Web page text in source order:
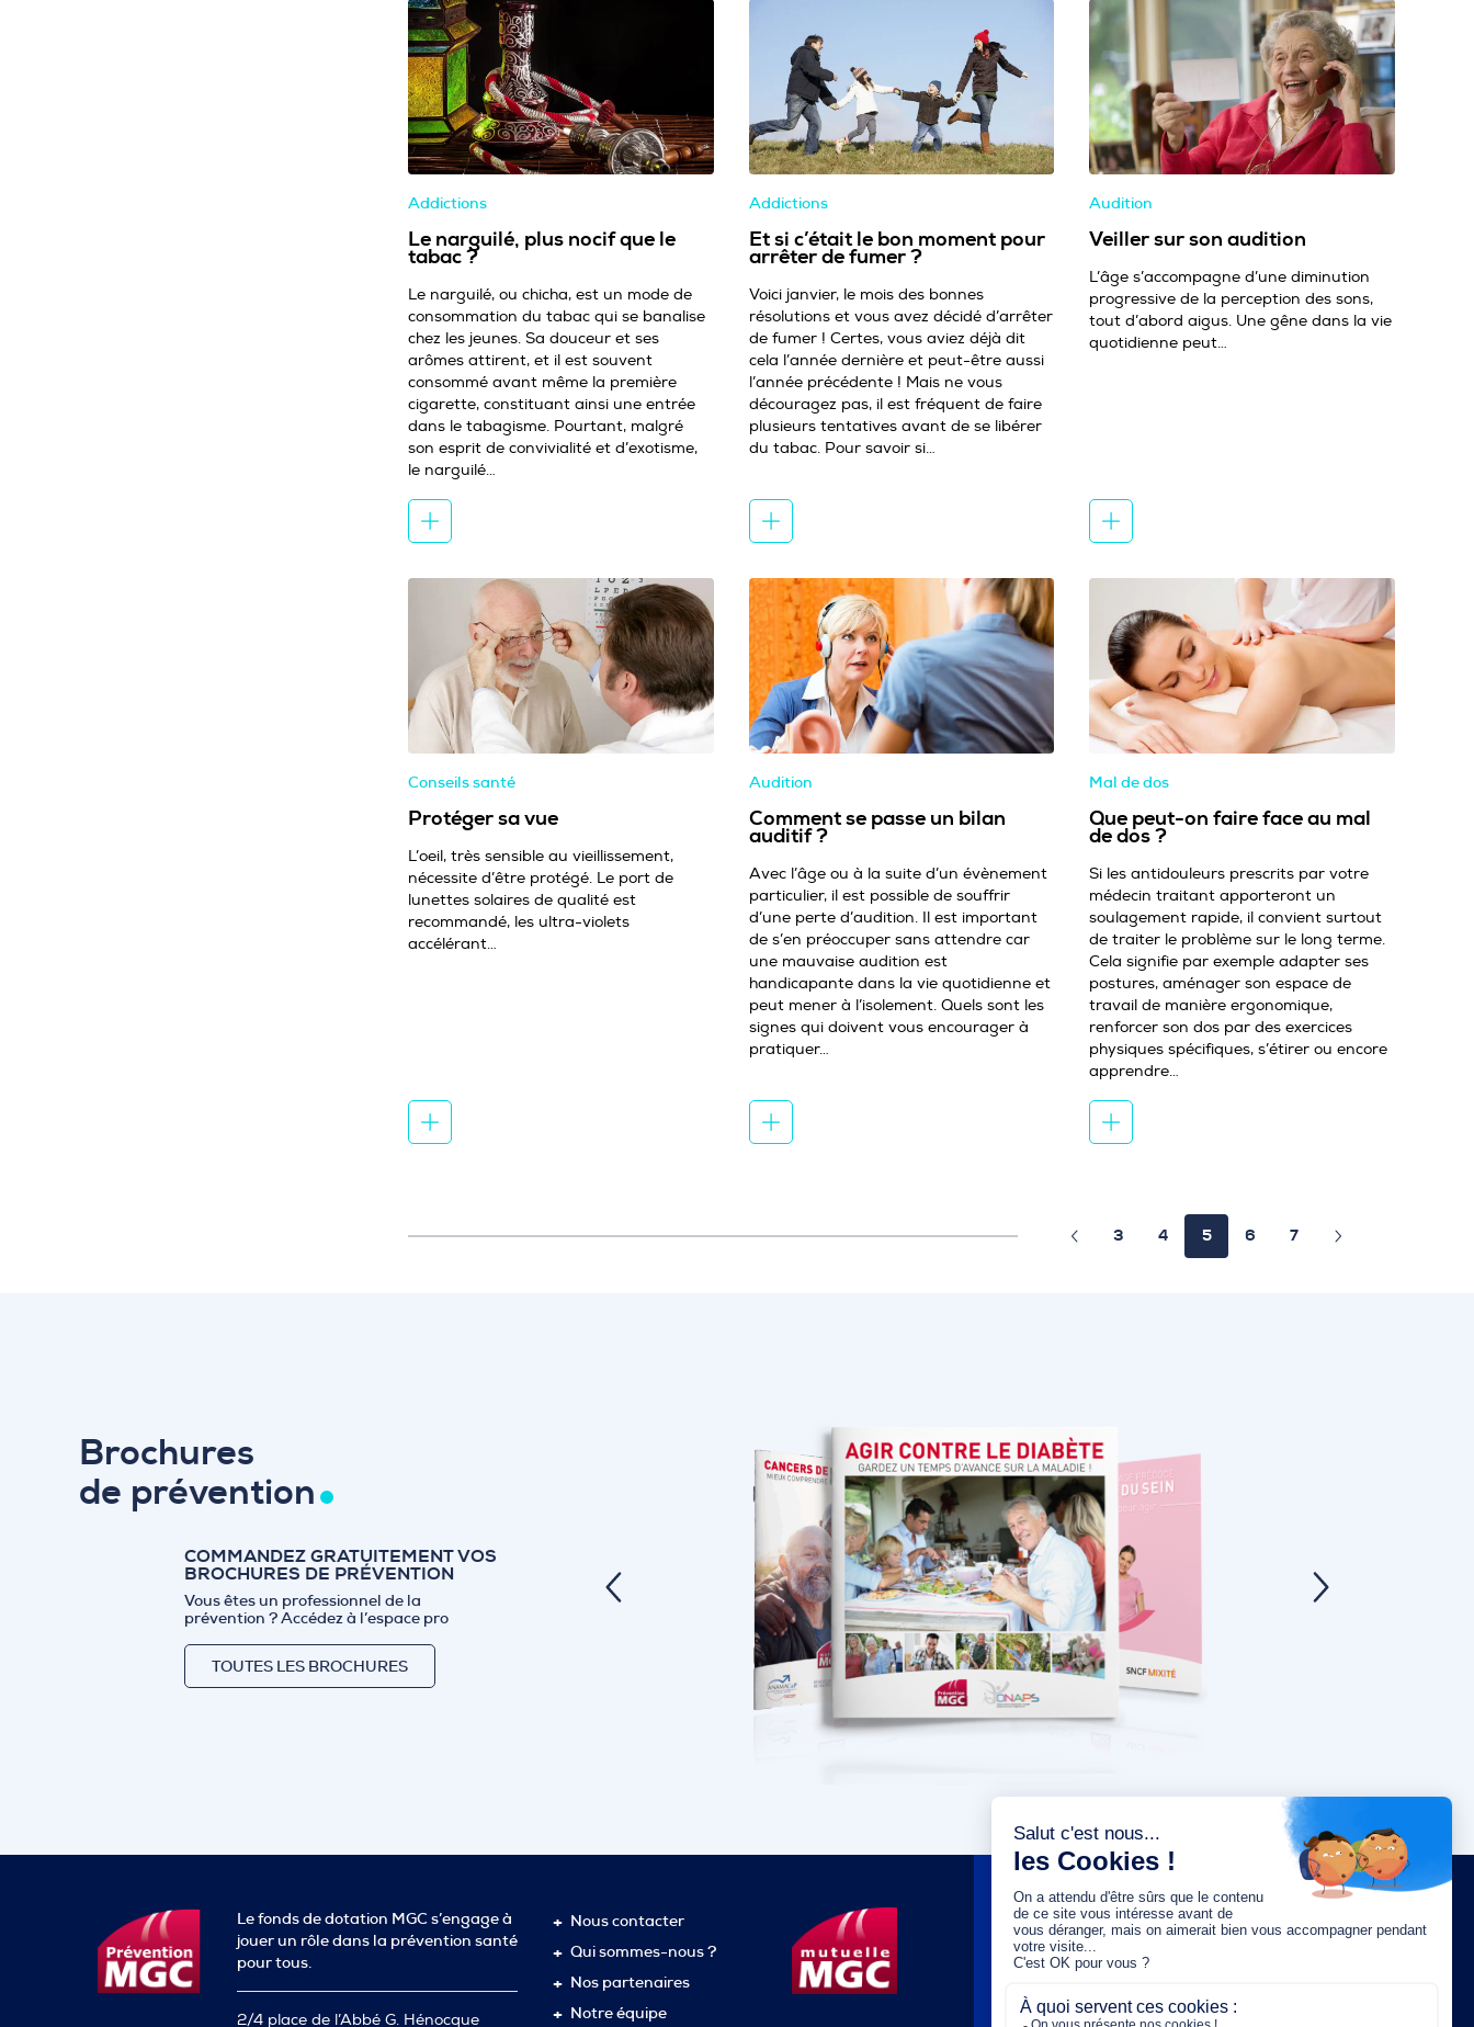
Addictions
Le narguilé, plus nocif que le
tabac ?
Le narguilé, ou chicha, est un mode de
consommation du tabac qui se banalise
chez les jeunes. Sa douceur et ses
arômes attirent, et il est souvent
consommé avant même la première
cigarette, constituant ainsi une entrée
dans le tabagisme. Pourtant, malgré
son esprit de convivialité et d’exotisme,
le narguilé…
Addictions
Et si c’était le bon moment pour
arrêter de fumer ?
Voici janvier, le mois des bonnes
résolutions et vous avez décidé d’arrêter
de fumer ! Certes, vous aviez déjà dit
cela l’année dernière et peut-être aussi
l’année précédente ! Mais ne vous
découragez pas, il est fréquent de faire
plusieurs tentatives avant de se libérer
du tabac. Pour savoir si…
Audition
Veiller sur son audition
L’âge s’accompagne d’une diminution
progressive de la perception des sons,
tout d’abord aigus. Une gêne dans la vie
quotidienne peut…
Conseils santé
Protéger sa vue
L’oeil, très sensible au vieillissement,
nécessite d’être protégé. Le port de
lunettes solaires de qualité est
recommandé, les ultra-violets
accélérant…
Audition
Comment se passe un bilan
auditif ?
Avec l’âge ou à la suite d’un évènement
particulier, il est possible de souffrir
d’une perte d’audition. Il est important
de s’en préoccuper sans attendre car
une mauvaise audition est
handicapante dans la vie quotidienne et
peut mener à l’isolement. Quels sont les
signes qui doivent vous encourager à
pratiquer…
Mal de dos
Que peut-on faire face au mal
de dos ?
Si les antidouleurs prescrits par votre
médecin traitant apporteront un
soulagement rapide, il convient surtout
de traiter le problème sur le long terme.
Cela signifie par exemple adapter ses
postures, aménager son espace de
travail de manière ergonomique,
renforcer son dos par des exercices
physiques spécifiques, s’étirer ou encore
apprendre…
3 4 5 6 7
Brochures
de prévention
COMMANDEZ GRATUITEMENT VOS
BROCHURES DE PRÉVENTION
Vous êtes un professionnel de la
prévention ?Accédez à l’espace pro
TOUTES LES BROCHURES
Le fonds de dotation MGC s’engage à
jouer un rôle dans la prévention santé
pour tous.
2/4 place de l’Abbé G. Hénocque
Nous contacter
Qui sommes-nous ?
Nos partenaires
Notre équipe
NEWSLETTER
Saisissez votre adresse e-mail :